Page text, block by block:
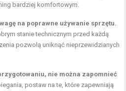
bardziej komfortowym.
na poprawne używanie sprzętu.
stanie technicznym przed każdą
pozwolą uniknąć nieprzewidzianych
nie można zapomnieć
postaw na te, które zapewniają